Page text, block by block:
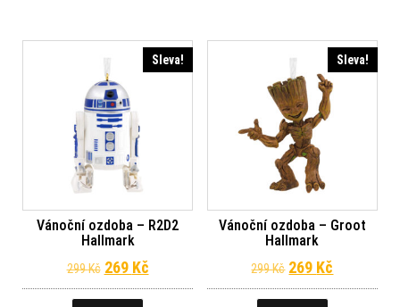
Sleva!
Vánoční ozdoba – R2D2
Hallmark
299Kč Původní cena byla: 299 Kč.
269 KčAktuální cena je: 269 Kč.
Sleva!
Vánoční ozdoba – Groot
Hallmark
299Kč Původní cena
269 Kč